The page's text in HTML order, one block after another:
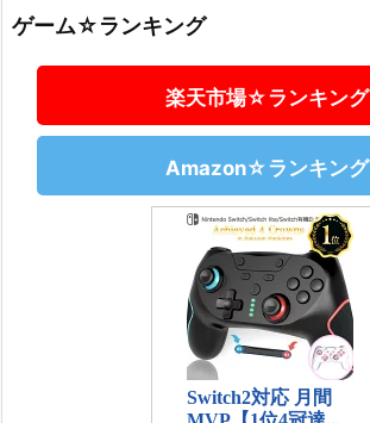
ゲーム☆ランキング
楽天市場☆ランキング
Amazon☆ランキング